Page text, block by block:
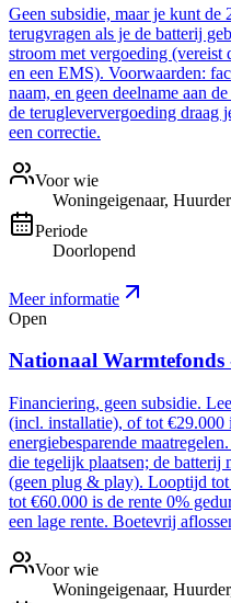
Geen subsidie, maar je kunt
terugvragen als je de batterij
stroom met vergoeding (vereist
en een EMS). Voorwaarden:
naam, en geen deelname aan
de terugleververgoeding
een correctie.
Voor wie
Woningeigenaar, Huurder
Periode
Doorlopend
Meer informatie
Open
Nationaal Warmtefonds
Financiering, geen subsidie.
(incl. installatie), of tot €29.000
energiebesparende
die tegelijk plaatsen; de batterij
(geen plug & play). Looptijd
tot €60.000 is de rente 0%
een lage rente. Boetevrij
Voor wie
Woningeigenaar,